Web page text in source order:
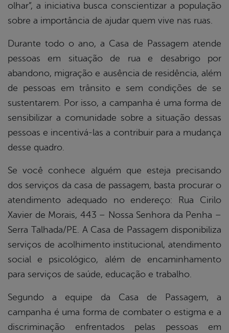
olhar”, a iniciativa busca conscientizar a população
sobre a importância de ajudar quem vive nas ruas.
Durante todo o ano, a Casa de Passagem atende
pessoas em situação de rua e desabrigo por
abandono, migração e ausência de residência, além
de pessoas em trânsito e sem condições de se
sustentarem. Por isso, a campanha é uma forma de
sensibilizar a comunidade sobre a situação dessas
pessoas e incentivá-las a contribuir para a mudança
desse quadro.
Se você conhece alguém que esteja precisando
dos serviços da casa de passagem, basta procurar o
atendimento adequado no endereço: Rua Cirilo
Xavier de Morais, 443 – Nossa Senhora da Penha –
Serra Talhada/PE. A Casa de Passagem disponibiliza
serviços de acolhimento institucional, atendimento
social e psicológico, além de encaminhamento
para serviços de saúde, educação e trabalho.
Segundo a equipe da Casa de Passagem, a
campanha é uma forma de combater o estigma e a
discriminação enfrentados pelas pessoas em